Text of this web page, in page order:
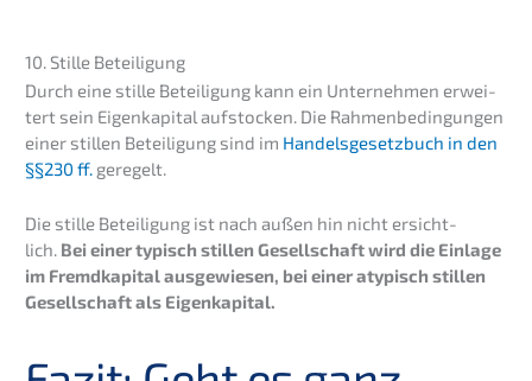
10. Stille Beteiligung
Durch eine stille Betei­li­gung kann ein Unter­neh­men erwei­
tert sein Eigen­ka­pi­tal aufsto­cken. Die Rahmen­be­din­gun­gen
einer stillen Betei­li­gung sind im Handels­ge­setz­buch in den
§§230 ff. geregelt.
Die stille Betei­li­gung ist nach außen hin nicht ersicht­
lich. Bei einer typisch stillen Gesell­schaft wird die Einla­ge
im Fremd­ka­pi­tal ausge­wie­sen, bei einer atypisch stillen
Gesell­schaft als Eigenkapital.